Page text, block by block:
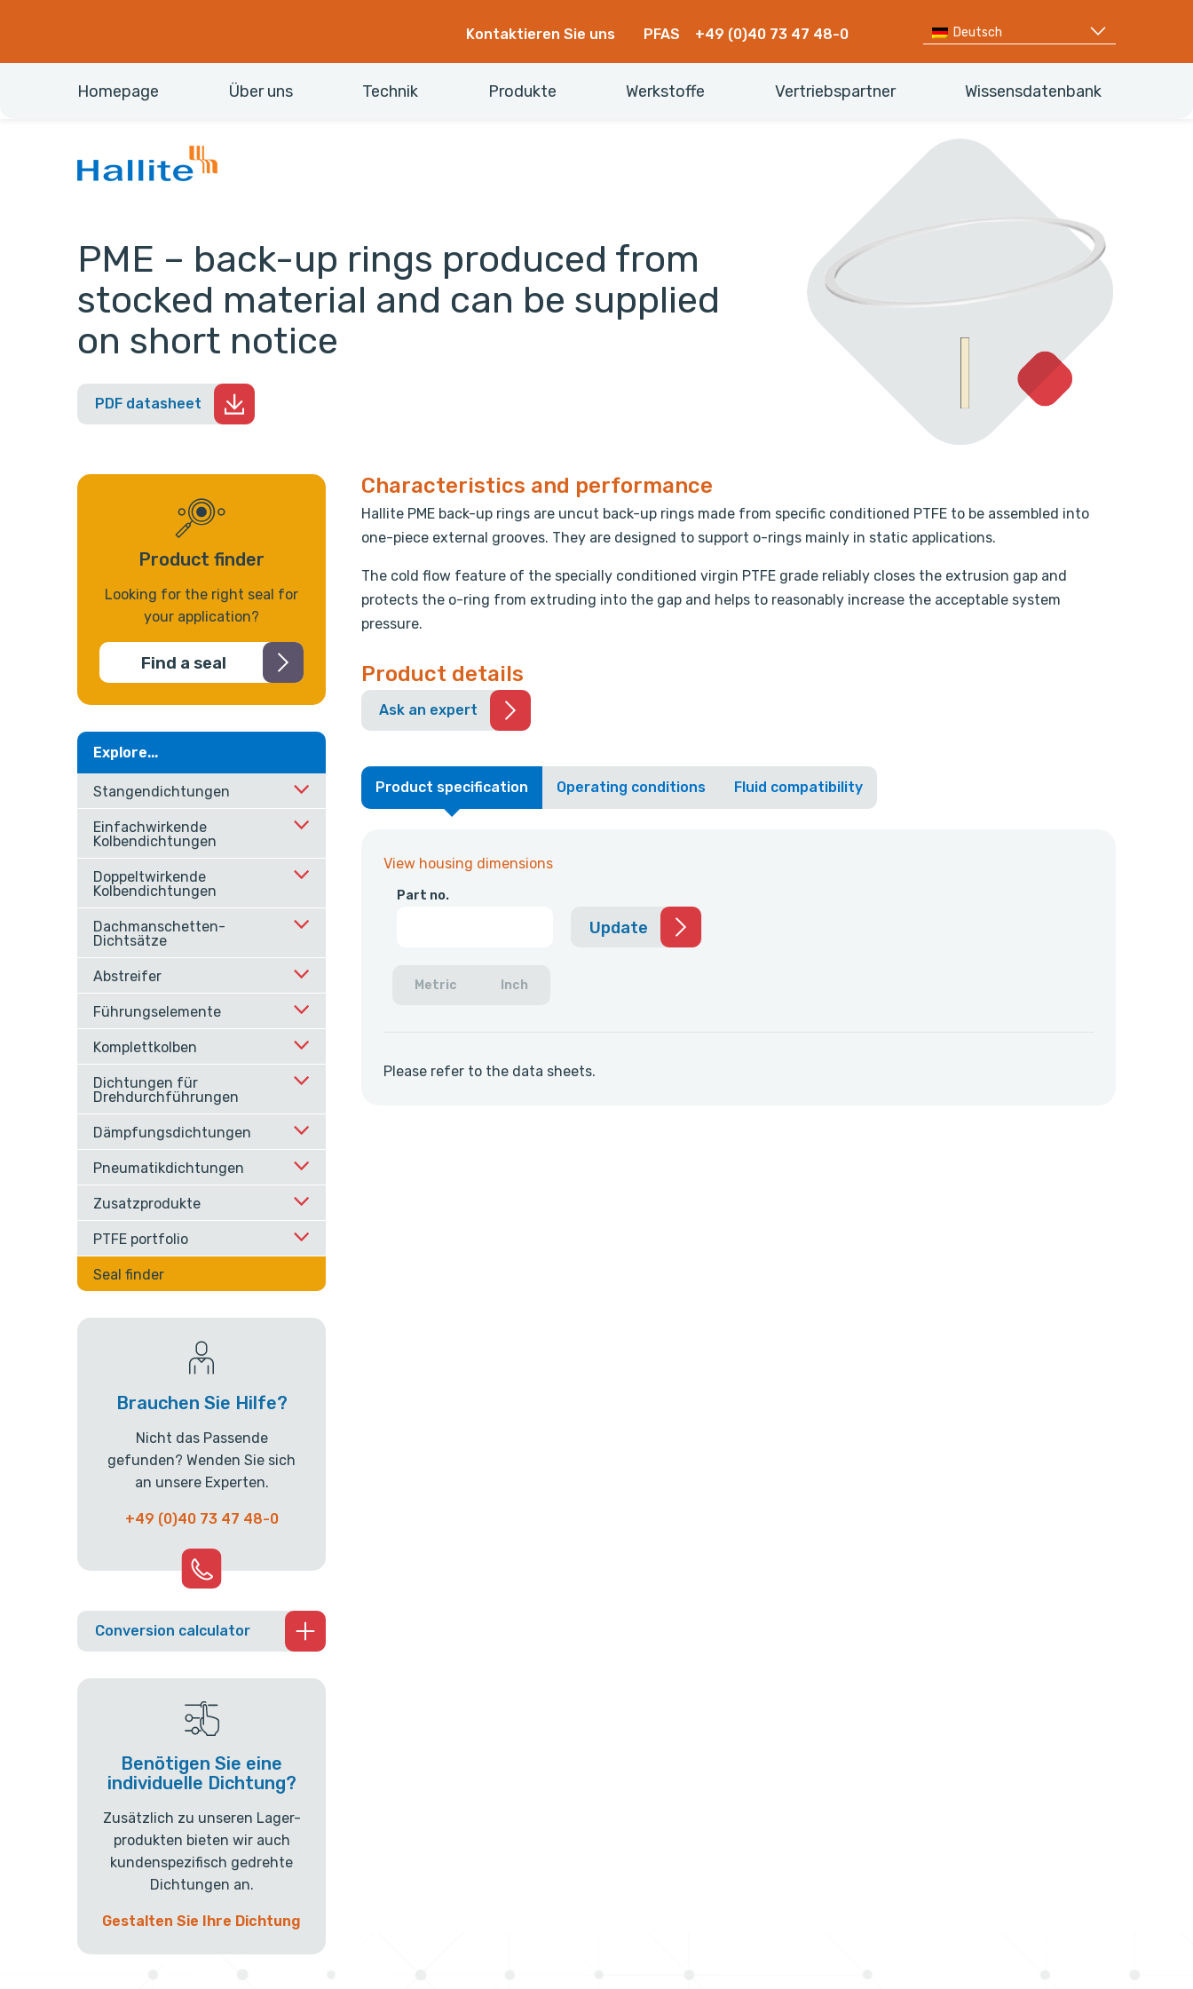
Kontaktieren Sie uns PFAS +49 (0)40 73 47 48-0 Deutsch
Homepage Über uns Technik Produkte Werkstoffe Vertriebspartner Wissensdatenbank
PME – back-up rings produced from
stocked material and can be supplied
on short notice
PDF datasheet
Characteristics and performance
Hallite PME back-up rings are uncut back-up rings made from specific conditioned PTFE to be assembled into
one-piece external grooves. They are designed to support o-rings mainly in static applications.
The cold flow feature of the specially conditioned virgin PTFE grade reliably closes the extrusion gap and
protects the o-ring from extruding into the gap and helps to reasonably increase the acceptable system
pressure.
Product details
Ask an expert
Product specification Operating conditions Fluid compatibility
View housing dimensions
Part no.
Update
Metric Inch
Please refer to the data sheets.
Product finder
Looking for the right seal for
your application?
Find a seal
Explore...
Stangendichtungen
Einfachwirkende
Kolbendichtungen
Doppeltwirkende
Kolbendichtungen
Dachmanschetten-
Dichtsätze
Abstreifer
Führungselemente
Komplettkolben
Dichtungen für
Drehdurchführungen
Dämpfungsdichtungen
Pneumatikdichtungen
Zusatzprodukte
PTFE portfolio
Seal finder
Brauchen Sie Hilfe?
Nicht das Passende
gefunden? Wenden Sie sich
an unsere Experten.
+49 (0)40 73 47 48-0
Conversion calculator
Benötigen Sie eine
individuelle Dichtung?
Zusätzlich zu unseren Lager-
produkten bieten wir auch
kundenspezifisch gedrehte
Dichtungen an.
Gestalten Sie Ihre Dichtung